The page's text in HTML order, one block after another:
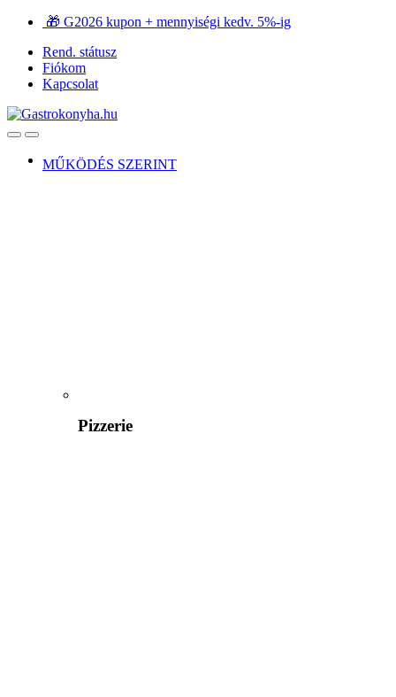
Ugrás
navigációhoz
Ugrás
tartalomra
🎁 G2026 kupon + mennyiségi kedv. 5%-ig
Rend. státusz
Fiókom
Kapcsolat
OpenClose
MŰKÖDÉS SZERINT
Pizzerie